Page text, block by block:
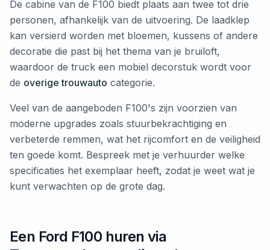
De cabine van de F100 biedt plaats aan twee tot drie
personen, afhankelijk van de uitvoering. De laadklep
kan versierd worden met bloemen, kussens of andere
decoratie die past bij het thema van je bruiloft,
waardoor de truck een mobiel decorstuk wordt voor
de overige trouwauto categorie.
Veel van de aangeboden F100's zijn voorzien van
moderne upgrades zoals stuurbekrachtiging en
verbeterde remmen, wat het rijcomfort en de veiligheid
ten goede komt. Bespreek met je verhuurder welke
specificaties het exemplaar heeft, zodat je weet wat je
kunt verwachten op de grote dag.
Een Ford F100 huren via